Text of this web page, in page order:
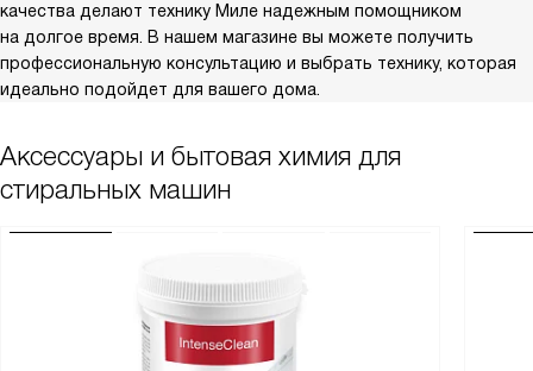
качества делают технику Миле надежным помощником
на долгое время. В нашем магазине вы можете получить
профессиональную консультацию и выбрать технику, которая
идеально подойдет для вашего дома.
Аксессуары и бытовая химия для
стиральных машин